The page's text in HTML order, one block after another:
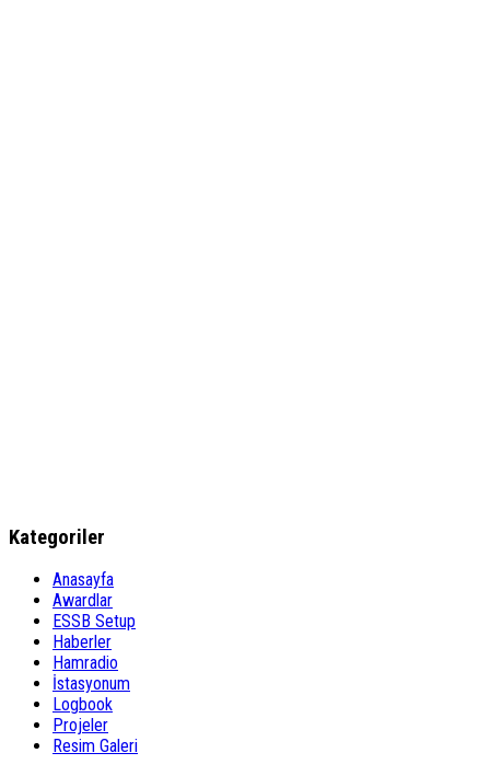
Kategoriler
Anasayfa
Awardlar
ESSB Setup
Haberler
Hamradio
İstasyonum
Logbook
Projeler
Resim Galeri